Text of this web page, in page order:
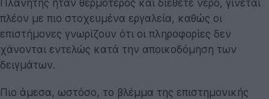
Πλανήτης ήταν θερμότερος και διέθετε νερό, γίνεται
πλέον με πιο στοχευμένα εργαλεία, καθώς οι
επιστήμονες γνωρίζουν ότι οι πληροφορίες δεν
χάνονται εντελώς κατά την αποικοδόμηση των
δειγμάτων.
Πιο άμεσα, ωστόσο, το βλέμμα της επιστημονικής